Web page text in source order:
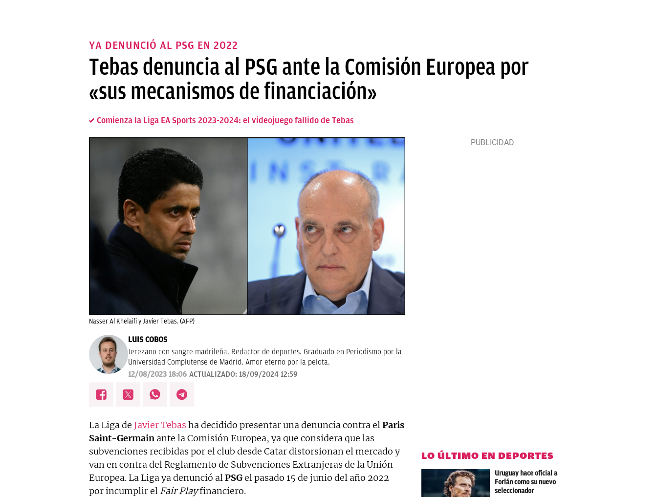
YA DENUNCIÓ AL PSG EN 2022
Tebas denuncia al PSG ante la Comisión Europea por
«sus mecanismos de financiación»
Comienza la Liga EA Sports 2023-2024: el videojuego fallido de Tebas
Nasser Al Khelaifi y Javier Tebas. (AFP)
LUIS COBOS
Jerezano con sangre madrileña. Redactor de deportes. Graduado en Periodismo por la
Universidad Complutense de Madrid. Amor eterno por la pelota.
12/08/2023 18:06 ACTUALIZADO: 18/09/2024 12:59
La Liga de Javier Tebas ha decidido presentar una denuncia contra elParis
Saint-Germain ante la Comisión Europea, ya que considera que las
subvenciones recibidas por el club desde Catar distorsionan el mercado y
van en contra del Reglamento de Subvenciones Extranjeras de la Unión
Europea. La Liga ya denunció alPSGel pasado 15 de junio del año 2022
por incumplir el Fair Playfinanciero.
LO ÚLTIMO EN DEPORTES
Uruguay hace oficial a
Forlán como su nuevo
seleccionador